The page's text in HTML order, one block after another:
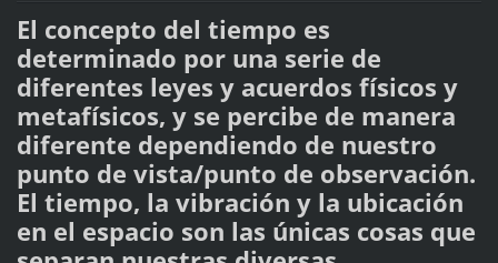
El concepto del tiempo es
determinado por una serie de
diferentes leyes y acuerdos físicos y
metafísicos, y se percibe de manera
diferente dependiendo de nuestro
punto de vista/punto de observación.
El tiempo, la vibración y la ubicación
en el espacio son las únicas cosas que